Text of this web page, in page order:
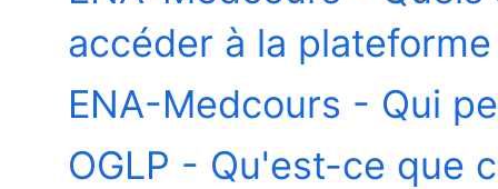
accéder à la plateforme
ENA-Medcours - Qui
OGLP - Qu'est-ce que